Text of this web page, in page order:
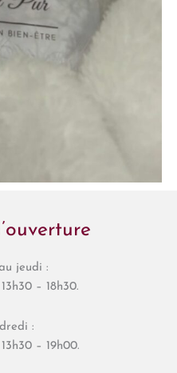
jeudi :
– 18h30.
:
– 19h00.